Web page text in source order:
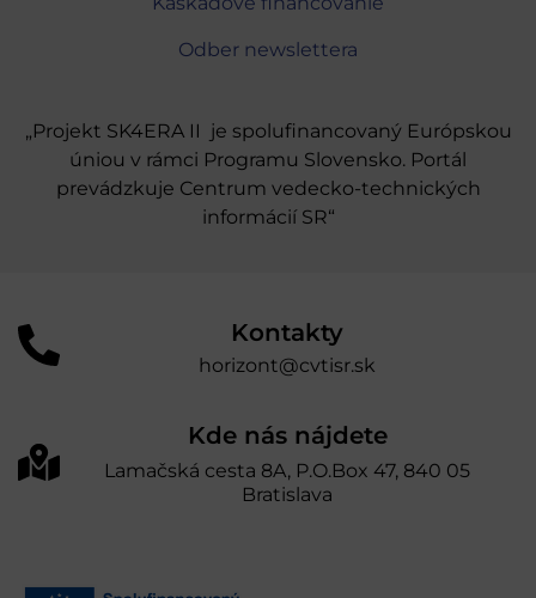
Odber newslettera
„Projekt SK4ERA II je spolufinancovaný Európskou
úniou v rámci Programu Slovensko. Portál
prevádzkuje Centrum vedecko-technických
informácií SR“
Kontakty
horizont@cvtisr.sk
Kde nás nájdete
Lamačská cesta 8A, P.O.Box 47, 840 05
Bratislava